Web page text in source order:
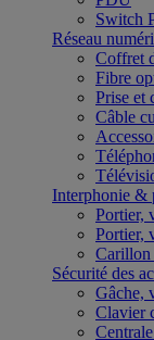
Switch
Réseau
Coffret
Fibre
Prise et
Câble
Interphonie &
Portier,
Portier,
Carillon
Sécurité des
Gâche,
Clavier